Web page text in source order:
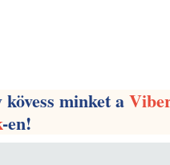
kövess minket a
-en!